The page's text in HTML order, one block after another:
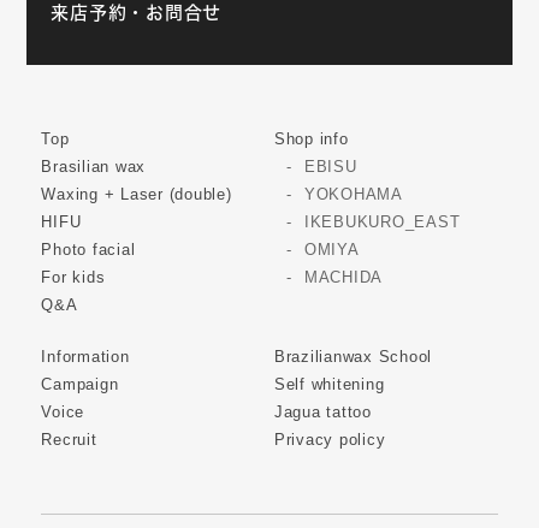
来店予約・お問合せ
Top
Brasilian wax
Waxing + Laser (double)
HIFU
Photo facial
For kids
Q&A
Shop info
EBISU
YOKOHAMA
IKEBUKURO_EAST
OMIYA
MACHIDA
Information
Campaign
Voice
Recruit
Brazilianwax School
Self whitening
Jagua tattoo
Privacy policy